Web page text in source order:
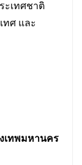
เทศชาติ
ศ และ
เทพมหานคร